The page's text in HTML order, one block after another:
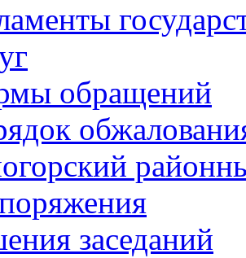
обращений
заседаний